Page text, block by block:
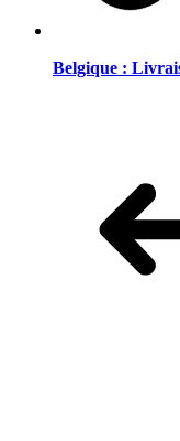
Belgique :